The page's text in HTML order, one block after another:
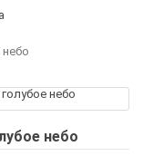
небо